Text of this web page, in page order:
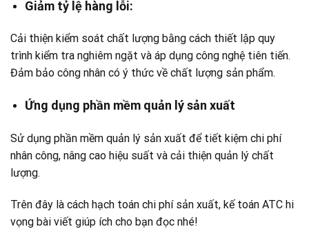
Giảm tỷ lệ hàng lỗi:
Cải thiện kiểm soát chất lượng bằng cách thiết lập quy
trình kiểm tra nghiêm ngặt và áp dụng công nghệ tiên tiến.
Đảm bảo công nhân có ý thức về chất lượng sản phẩm.
Ứng dụng phần mềm quản lý sản xuất
Sử dụng phần mềm quản lý sản xuất để tiết kiệm chi phí
nhân công, nâng cao hiệu suất và cải thiện quản lý chất
lượng.
Trên đây là cách hạch toán chi phí sản xuất, kế toán ATC hi
vọng bài viết giúp ích cho bạn đọc nhé!